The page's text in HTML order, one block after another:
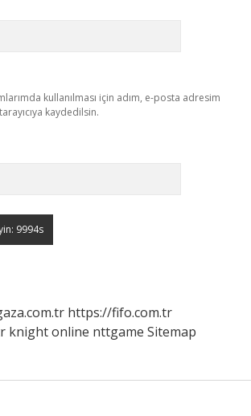
kullanılması için adım, e-posta adresim
kaydedilsin.
https://fifo.com.tr
knight online nttgame Sitemap